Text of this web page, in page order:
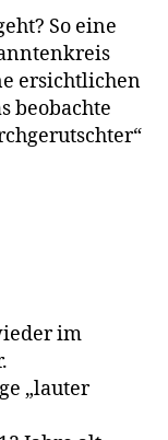
So eine
ersichtlichen
beobachte
im
„lauter